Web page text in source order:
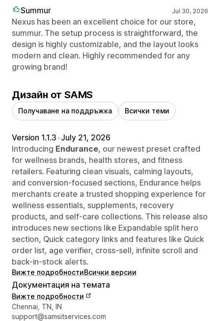
Summur Jul 30, 2026
Nexus has been an excellent choice for our store,
summur. The setup process is straightforward, the
design is highly customizable, and the layout looks
modern and clean. Highly recommended for any
growing brand!
Дизайн от SAMS
Получаване на поддръжка Всички теми
Version 1.1.3•July 21, 2026
Introducing Endurance, our newest preset crafted
for wellness brands, health stores, and fitness
retailers. Featuring clean visuals, calming layouts,
and conversion-focused sections, Endurance helps
merchants create a trusted shopping experience for
wellness essentials, supplements, recovery
products, and self-care collections. This release also
introduces new sections like Expandable split hero
section, Quick category links and features like Quick
order list, age verifier, cross-sell, infinite scroll and
back-in-stock alerts.
Вижте подробностиВсички версии
Документация на темата
Вижте подробности
Данни за връзка с дизайнера
Chennai, TN, IN
support@samsitservices.com